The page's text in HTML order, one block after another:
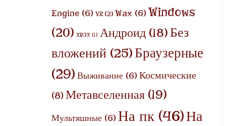
Engine (6) VR(2) Wax (6) Windows
(20) XBOX (1) Андроид (18) Без
вложений (25)Браузерные
(29) Выживание (6) Космические
(8)Метавселенная (19)
Мультяшные (6) На пк (46)На